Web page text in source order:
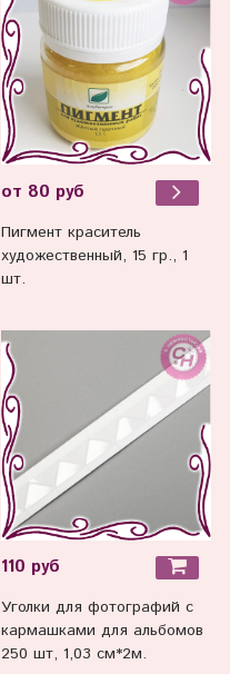
от 80 руб
Пигмент краситель
художественный, 15 гр., 1
шт.
110 руб
Уголки для фотографий с
кармашками для альбомов
250 шт, 1,03 см*2м.